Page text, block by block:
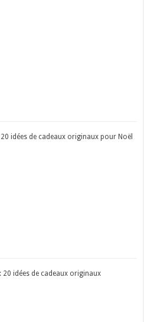
idées de cadeaux originaux pour Noël
20 idées de cadeaux originaux